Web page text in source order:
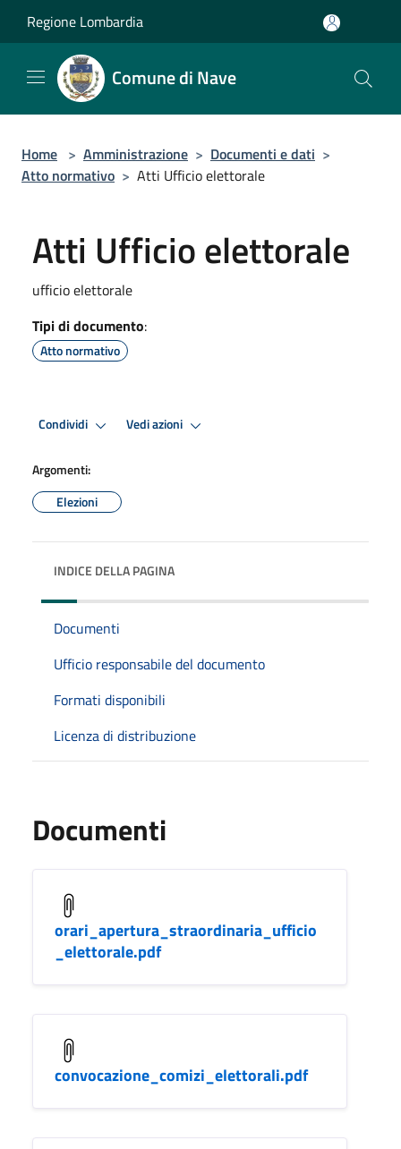
Regione Lombardia
Comune di Nave
Home > Amministrazione > Documenti e dati >
Atto normativo > Atti Ufficio elettorale
Atti Ufficio elettorale
ufficio elettorale
Tipi di documento:
Atto normativo
Condividi Vedi azioni
Argomenti:
Elezioni
INDICE DELLA PAGINA
Documenti
Ufficio responsabile del documento
Formati disponibili
Licenza di distribuzione
Documenti
orari_apertura_straordinaria_ufficio
_elettorale.pdf
convocazione_comizi_elettorali.pdf